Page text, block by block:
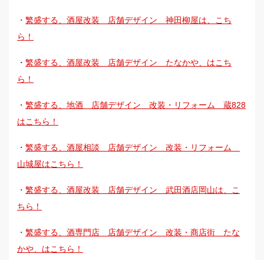
・ 繁盛する、酒屋改装 店舗デザイン 神田柳屋は、こち
ら！
・ 繁盛する、酒屋改装 店舗デザイン たなかや、はこち
ら！
・ 繁盛する、地酒 店舗デザイン 改装・リフォーム 蔵828
はこちら！
・ 繁盛する、酒屋相談 店舗デザイン 改装・リフォーム
山城屋はこちら！
・ 繁盛する、酒屋改装 店舗デザイン 武田酒店岡山は、こ
ちら！
・ 繁盛する、酒専門店 店舗デザイン 改装・商店街 たな
かや、はこちら！